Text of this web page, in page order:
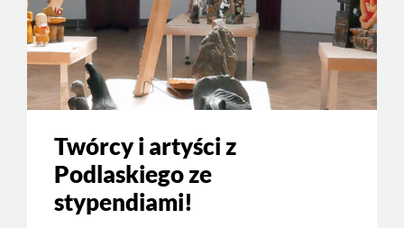
Twórcy i artyści z
Podlaskiego ze
stypendiami!